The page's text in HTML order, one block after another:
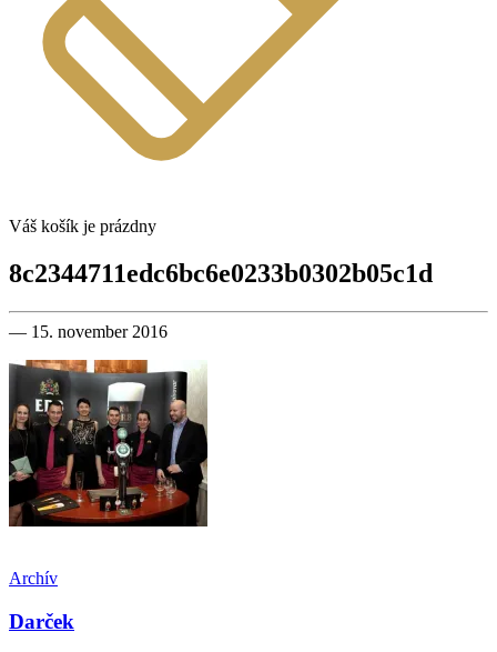
Váš košík je prázdny
8c2344711edc6bc6e0233b0302b05c1d
— 15. november 2016
Archív
Darček